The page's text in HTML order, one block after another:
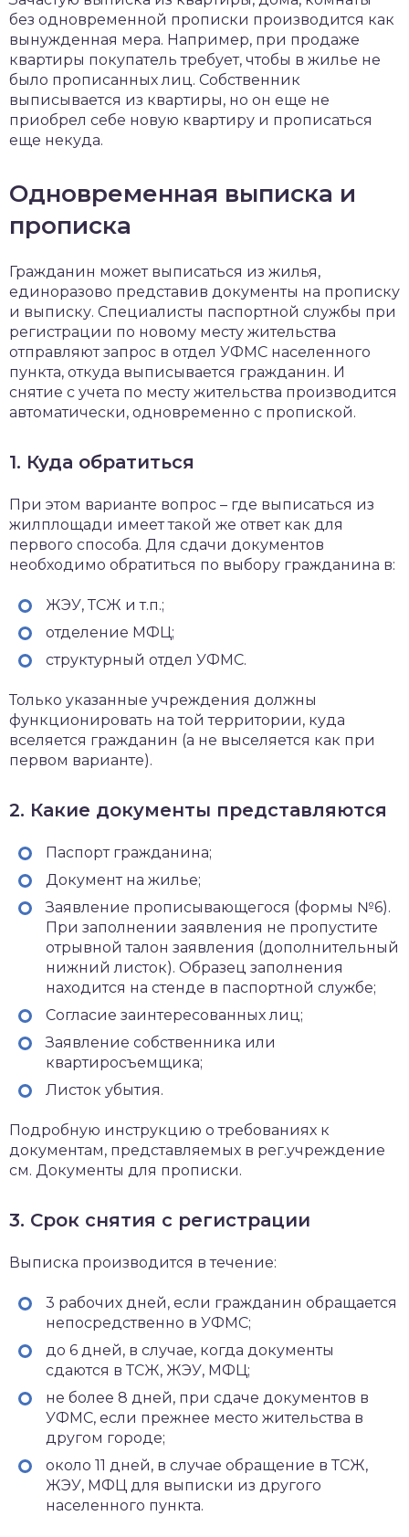
без одновременной прописки производится как
вынужденная мера. Например, при продаже
квартиры покупатель требует, чтобы в жилье не
было прописанных лиц. Собственник
выписывается из квартиры, но он еще не
приобрел себе новую квартиру и прописаться
еще некуда.
Одновременная выписка и
прописка
Гражданин может выписаться из жилья,
единоразово представив документы на прописку
и выписку. Специалисты паспортной службы при
регистрации по новому месту жительства
отправляют запрос в отдел УФМС населенного
пункта, откуда выписывается гражданин. И
снятие с учета по месту жительства производится
автоматически, одновременно с пропиской.
1. Куда обратиться
При этом варианте вопрос – где выписаться из
жилплощади имеет такой же ответ как для
первого способа. Для сдачи документов
необходимо обратиться по выбору гражданина в:
ЖЭУ, ТСЖ и т.п.;
отделение МФЦ;
структурный отдел УФМС.
Только указанные учреждения должны
функционировать на той территории, куда
вселяется гражданин (а не выселяется как при
первом варианте).
2. Какие документы представляются
Паспорт гражданина;
Документ на жилье;
​Заявление прописывающегося (формы №6).
При заполнении заявления не пропустите
отрывной талон заявления (дополнительный
нижний листок). Образец заполнения
находится на стенде в паспортной службе;
​Согласие заинтересованных лиц;
​Заявление собственника или
квартиросъемщика;
Листок убытия.
Подробную инструкцию о требованиях к
документам, представляемых в рег.учреждение
см. Документы для прописки.
3. Срок снятия с регистрации
Выписка производится в течение:
3 рабочих дней, если гражданин обращается
непосредственно в УФМС;
до 6 дней, в случае, когда документы
сдаются в ТСЖ, ЖЭУ, МФЦ;
не более 8 дней, при сдаче документов в
УФМС, если прежнее место жительства в
другом городе;
около 11 дней, в случае обращение в ТСЖ,
ЖЭУ, МФЦ для выписки из другого
населенного пункта.